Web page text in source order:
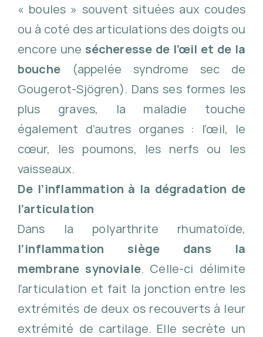
« boules » souvent situées aux coudes
ou à coté des articulations des doigts ou
encore une sécheresse de l’œil et de la
bouche
(appelée syndrome sec de
Gougerot-Sjögren). Dans ses formes les
plus graves, la maladie touche
également d’autres organes : l’œil, le
cœur, les poumons, les nerfs ou les
vaisseaux.
De l’inflammation à la dégradation de
l’articulation
Dans la polyarthrite rhumatoïde,
l’inflammation siège dans la
membrane synoviale. Celle-ci délimite
l’articulation et fait la jonction entre les
extrémités de deux os recouverts à leur
extrémité de cartilage. Elle secrète un